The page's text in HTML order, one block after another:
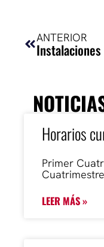
ANTERIOR
Instalaciones
Horarios
Primer
Cuatrimestre
LEER MÁS »